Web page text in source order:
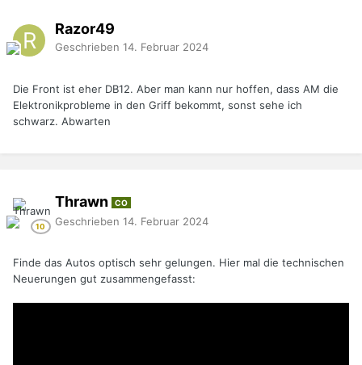
Razor49
Geschrieben 14. Februar 2024
Die Front ist eher DB12. Aber man kann nur hoffen, dass AM die
Elektronikprobleme in den Griff bekommt, sonst sehe ich
schwarz. Abwarten
Thrawn CO
Geschrieben 14. Februar 2024
Finde das Autos optisch sehr gelungen. Hier mal die technischen
Neuerungen gut zusammengefasst: